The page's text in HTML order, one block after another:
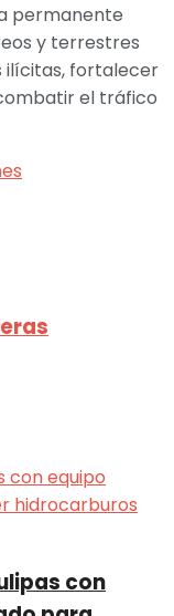
permanente
y terrestres
ilícitas, fortalecer
el tráfico
con